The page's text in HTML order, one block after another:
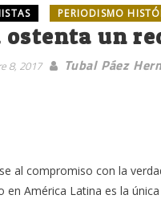
PERIODISMO
ostenta un
8, 2017 Tubal Páez
al compromiso con la
en América Latina es la